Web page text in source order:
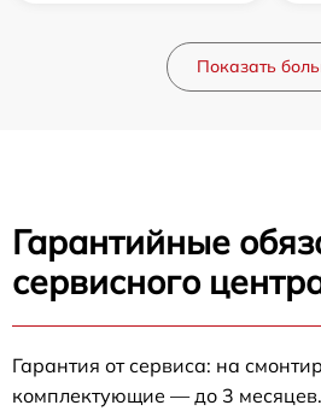
Показать
Гарантийные
сервисного
Гарантия от сервиса: на
комплектующие — до 3 месяцев.